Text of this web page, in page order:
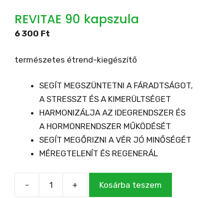
REVITAE 90 kapszula
6 300 Ft
természetes étrend-kiegészítő
SEGÍT MEGSZÜNTETNI A FÁRADTSÁGOT,
A STRESSZT ÉS A KIMERÜLTSÉGET
HARMONIZÁLJA AZ IDEGRENDSZER ÉS
A HORMONRENDSZER MŰKÖDÉSÉT
SEGÍT MEGŐRIZNI A VÉR JÓ MINŐSÉGÉT
MÉREGTELENÍT ÉS REGENERÁL
-
REVITAE
+ Kosárba teszem